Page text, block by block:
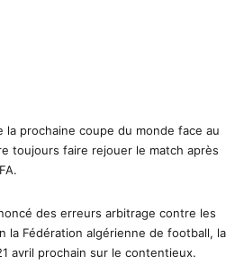
la prochaine coupe du monde face au
toujours faire rejouer le match après
des erreurs arbitrage contre les
la Fédération algérienne de football, la
avril prochain sur le contentieux.